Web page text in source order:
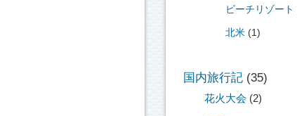
ビーチリゾート
北米 (1)
国内旅行記 (35)
花火大会 (2)